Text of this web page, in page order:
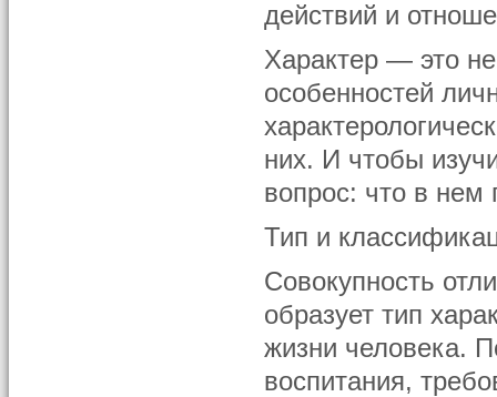
действий и
Характер — это
особенностей
них. И чтобы
вопрос: что в нем
Тип и
Совокупность
образует тип
жизни человека.
воспитания,